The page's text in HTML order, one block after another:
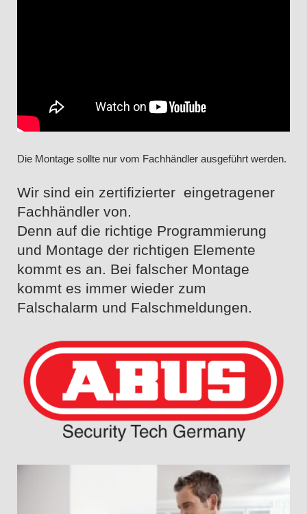
Die Montage sollte nur vom Fachhändler ausgeführt werden.
Wir sind ein zertifizierter eingetragener
Fachhändler von.
Denn auf die richtige Programmierung
und Montage der richtigen Elemente
kommt es an. Bei falscher Montage
kommt es immer wieder zum
Falschalarm und Falschmeldungen.